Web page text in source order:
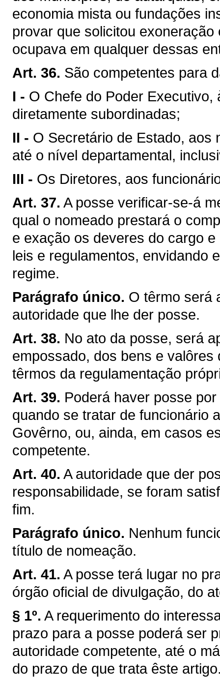
economia mista ou fundações
provar que solicitou
ocupava em qualquer dessas
Art. 36. São competentes para
I - O Chefe do Poder
diretamente subordinadas;
II - O Secretário de Estado, aos
até o nível departamental,
III - Os Diretores, aos
Art. 37. A posse verificar-se-á
qual o nomeado prestará o
e exação os deveres do cargo
leis e regulamentos, envidando
regime.
Parágrafo único. O têrmo será
autoridade que lhe der posse.
Art. 38. No ato da posse, será
empossado, dos bens e
têrmos da regulamentação
Art. 39. Poderá haver posse
quando se tratar de funcionário
Govêrno, ou, ainda, em casos
competente.
Art. 40. A autoridade que der
responsabilidade, se foram
fim.
Parágrafo único. Nenhum
título de nomeação.
Art. 41. A posse terá lugar no
órgão oficial de divulgação, do
§ 1º. A requerimento do
prazo para a posse poderá ser
autoridade competente, até o
do prazo de que trata êste